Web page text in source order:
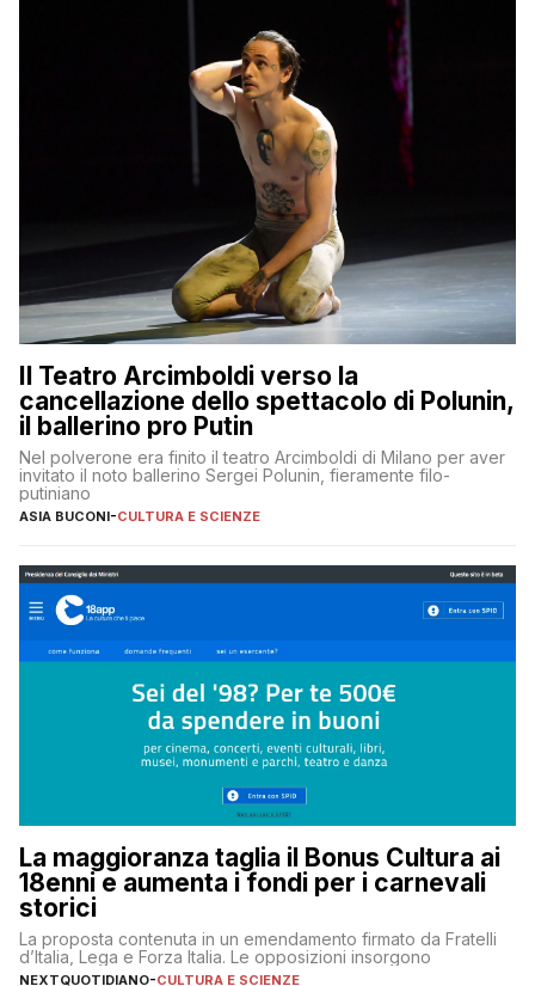
Il Teatro Arcimboldi verso la
cancellazione dello spettacolo di Polunin,
il ballerino pro Putin
Nel polverone era finito il teatro Arcimboldi di Milano per aver
invitato il noto ballerino Sergei Polunin, fieramente filo-
putiniano
ASIA BUCONI-CULTURA E SCIENZE
La maggioranza taglia il Bonus Cultura ai
18enni e aumenta i fondi per i carnevali
storici
La proposta contenuta in un emendamento firmato da Fratelli
d’Italia, Lega e Forza Italia. Le opposizioni insorgono
NEXTQUOTIDIANO-CULTURA E SCIENZE